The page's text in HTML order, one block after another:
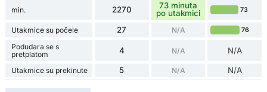
min. 2270
73 minuta
po utakmici
73
Utakmice su počele 27 N/A 76
Podudara se s
pretplatom
4 N/A N/A
Utakmice su prekinute 5 N/A N/A